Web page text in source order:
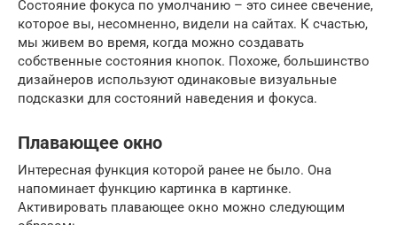
Состояние фокуса по умолчанию – это синее свечение,
которое вы, несомненно, видели на сайтах. К счастью,
мы живем во время, когда можно создавать
собственные состояния кнопок. Похоже, большинство
дизайнеров используют одинаковые визуальные
подсказки для состояний наведения и фокуса.
Плавающее окно
Интересная функция которой ранее не было. Она
напоминает функцию картинка в картинке.
Активировать плавающее окно можно следующим